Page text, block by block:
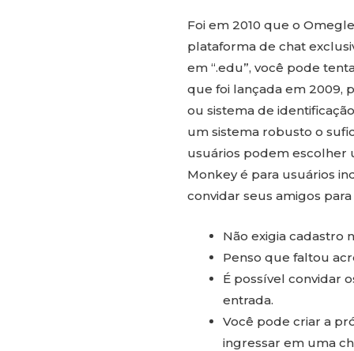
Foi em 2010 que o
plataforma de chat
em “.edu”, você pode
que foi lançada em 2009,
ou sistema de
um sistema robusto o
usuários podem escolher
Monkey é para usuários
convidar seus amigos
Não exigia cadastro
Penso que faltou
É possível convidar
entrada.
Você pode criar a
ingressar em uma